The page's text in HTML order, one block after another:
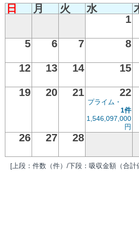
日 月 火 水
1
5
6 7 8
12
13 14 15
19
20 21 22
プライム・
1件
1,546,097,000
円
26 27 28
[上段：件数（件）/下段：吸収金額（合